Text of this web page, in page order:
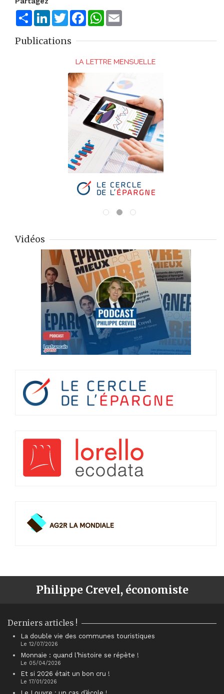
ShareLinkedInTwitterFacebookWhatsApp
Publications
Vidéos
Philippe Crevel, économiste
Derniers articles !
La double vie des communes touristiques
Le 12/07/2026
Monnaie : quand l’histoire se répète !
Le 05/04/2026
Et si 2026 était un bon cru !
Le 17/01/2026